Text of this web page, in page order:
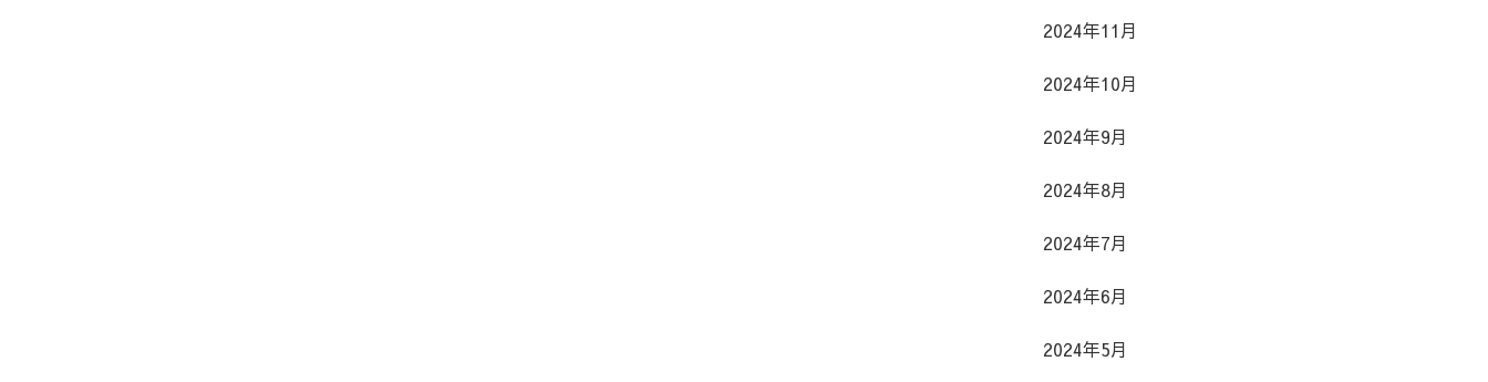
2024年11月
2024年10月
2024年9月
2024年8月
2024年7月
2024年6月
2024年5月